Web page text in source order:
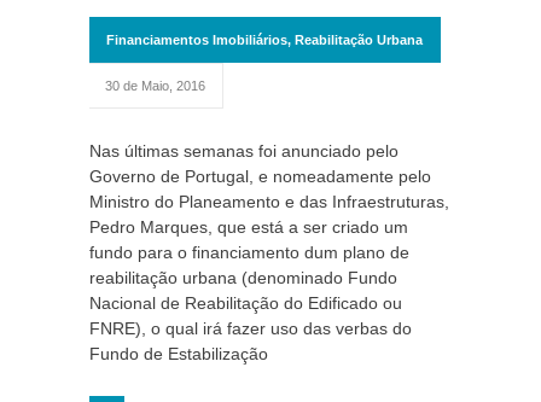
Financiamentos Imobiliários, Reabilitação Urbana
30 de Maio, 2016
Nas últimas semanas foi anunciado pelo
Governo de Portugal, e nomeadamente pelo
Ministro do Planeamento e das Infraestruturas,
Pedro Marques, que está a ser criado um
fundo para o financiamento dum plano de
reabilitação urbana (denominado Fundo
Nacional de Reabilitação do Edificado ou
FNRE), o qual irá fazer uso das verbas do
Fundo de Estabilização